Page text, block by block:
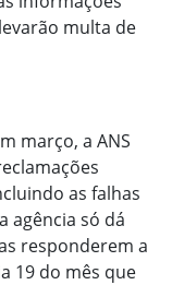
multa de
março, a ANS
as falhas
agência só dá
responderem a
19 do mês que